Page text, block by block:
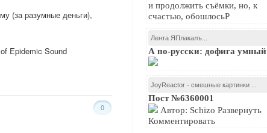
и продолжить съёмки, но, к
счастью, обошлосьР
Лента ЯПлакалъ...
А по-русски: дофига умный
JoyReactor - смешные картинки ...
Пост №6360001
Автор: Schizo Развернуть
Комментировать
разумные деньги),
Epidemic Sound
0